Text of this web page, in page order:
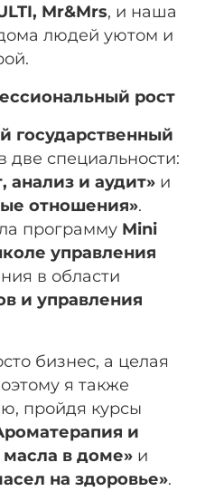
Mr&Mrs, и наша
людей уютом и
рост
государственный
две специальности:
анализ и аудит» и
отношения».
программу Mini
управления
в области
и управления
бизнес, а целая
я также
пройдя курсы
и
в доме» и
на здоровье».